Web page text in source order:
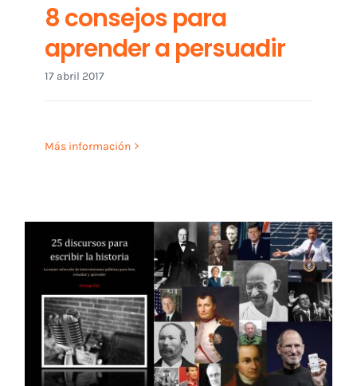
8 consejos para
aprender a persuadir
17 abril 2017
Más información